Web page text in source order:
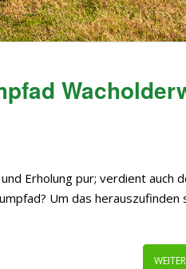
Erholung pur; verdient auch
Um das herauszufinden